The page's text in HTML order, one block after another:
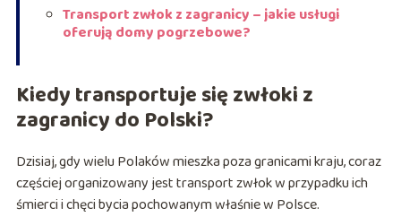
Transport zwłok z zagranicy – jakie usługi
oferują domy pogrzebowe?
Kiedy transportuje się zwłoki z
zagranicy do Polski?
Dzisiaj, gdy wielu Polaków mieszka poza granicami kraju, coraz
częściej organizowany jest transport zwłok w przypadku ich
śmierci i chęci bycia pochowanym właśnie w Polsce.